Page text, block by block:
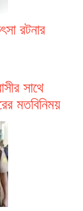
রটনার
সাথে
মতবিনিময়